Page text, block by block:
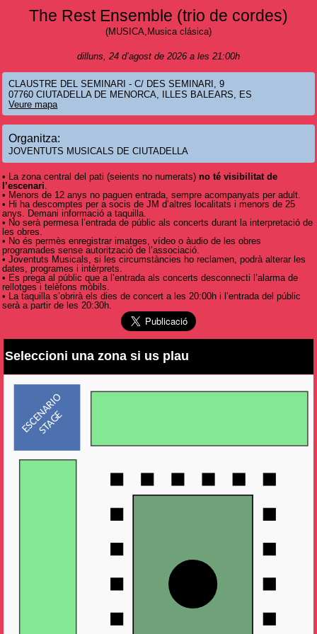
The Rest Ensemble (trio de cordes)
(MUSICA,Musica clásica)
dilluns, 24 d’agost de 2026 a les 21:00h
CLAUSTRE DEL SEMINARI - C/ DES SEMINARI, 9
07760 CIUTADELLA DE MENORCA, ILLES BALEARS, ES
Veure mapa
Organitza:
JOVENTUTS MUSICALS DE CIUTADELLA
• La zona central del pati (seients no numerats)no té visibilitat de
l’escenari.
• Menors de 12 anys no paguen entrada, sempre acompanyats per adult.
• Hi ha descomptes per a socis de JM d’altres localitats i menors de 25
anys. Demani informació a taquilla.
• No serà permesa l’entrada de públic als concerts durant la interpretació de
les obres.
• No és permès enregistrar imatges, vídeo o àudio de les obres
programades sense autorització de l’associació.
• Joventuts Musicals, si les circumstàncies ho reclamen, podrà alterar les
dates, programes i intèrprets.
• Es prega al públic que a l’entrada als concerts desconnecti l’alarma de
rellotges i telèfons mòbils.
• La taquilla s’obrirà els dies de concert a les 20:00h i l’entrada del públic
serà a partir de les 20:30h.
Seleccioni una zona si us plau
ESCENARIO
STAGE